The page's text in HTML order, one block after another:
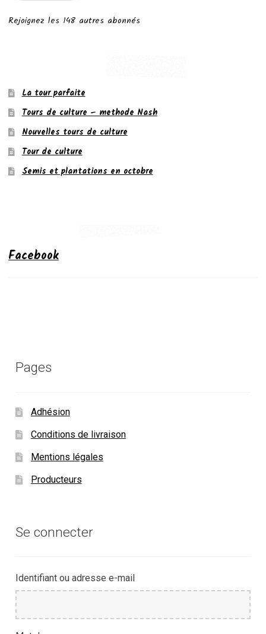
Rejoignez les 148 autres abonnés
La tour parfaite
Tours de culture – methode Nash
Nouvelles tours de culture
Tour de culture
Semis et plantations en octobre
Facebook
Pages
Adhésion
Conditions de livraison
Mentions légales
Producteurs
Se connecter
Identifiant ou adresse e-mail